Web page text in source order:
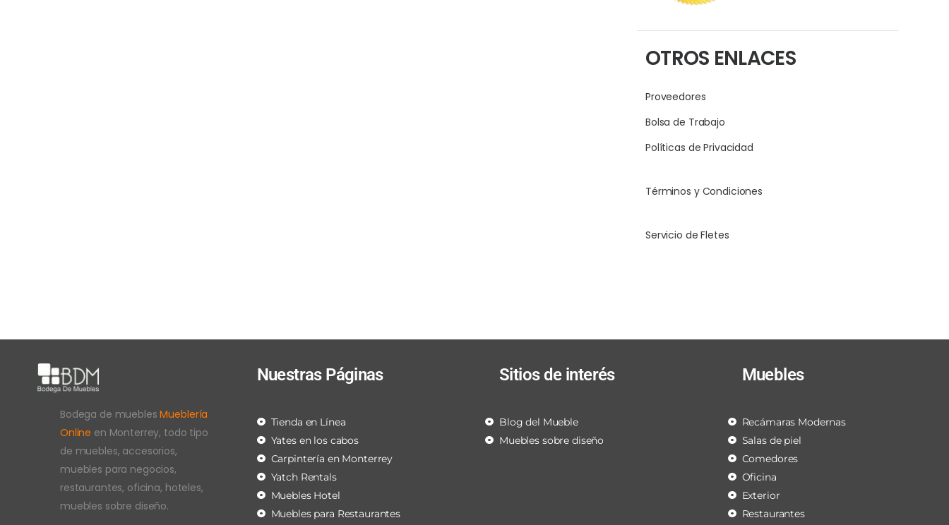
OTROS ENLACES
Proveedores
Bolsa de Trabajo
Políticas de Privacidad
Términos y Condiciones
Servicio de Fletes
Bodega de mueblesMueblería
Online en Monterrey, todo tipo
de muebles, accesorios,
muebles para negocios,
restaurantes, oficina, hoteles,
muebles sobre diseño.
Nuestras Páginas
Tienda en Línea
Yates en los cabos
Carpintería en Monterrey
Yatch Rentals
Muebles Hotel
Muebles para Restaurantes
Sitios de interés
Blog del Mueble
Muebles sobre diseño
Muebles
Recámaras Modernas
Salas de piel
Comedores
Oficina
Exterior
Restaurantes